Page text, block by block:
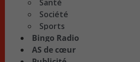
Santé
Société
Sports
Bingo Radio
AS de cœur